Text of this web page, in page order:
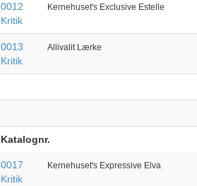
0012
Kritik
Kernehuset's Exclusive Estelle
0013
Kritik
Allivalit Lærke
Katalognr.
0017
Kritik
Kernehuset's Expressive Elva